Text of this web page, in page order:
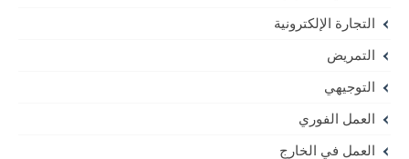
التجارة الإلكترونية
التمريض
التوجيهي
العمل الفوري
العمل في الخارج